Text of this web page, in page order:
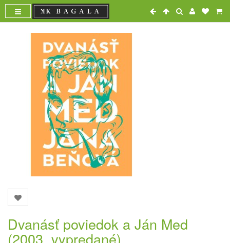
Dvanásť poviedok a Ján Med
(2003, vypredané)